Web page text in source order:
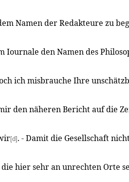
Namen der Redakteure zu
Iournale den Namen des
ich misbrauche Ihre
den näheren Bericht auf die
[d] . - Damit die Gesellschaft
hier sehr an unrechten Orte